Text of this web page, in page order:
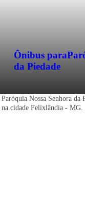
Ônibus para
da Piedade
Paróquia Nossa Senhora da
na cidade Felixlândia - MG.